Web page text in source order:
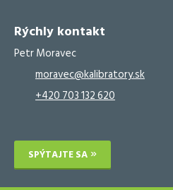
Rýchly kontakt
Petr Moravec
moravec@kalibratory.sk
+420 703 132 620
SPÝTAJTE SA